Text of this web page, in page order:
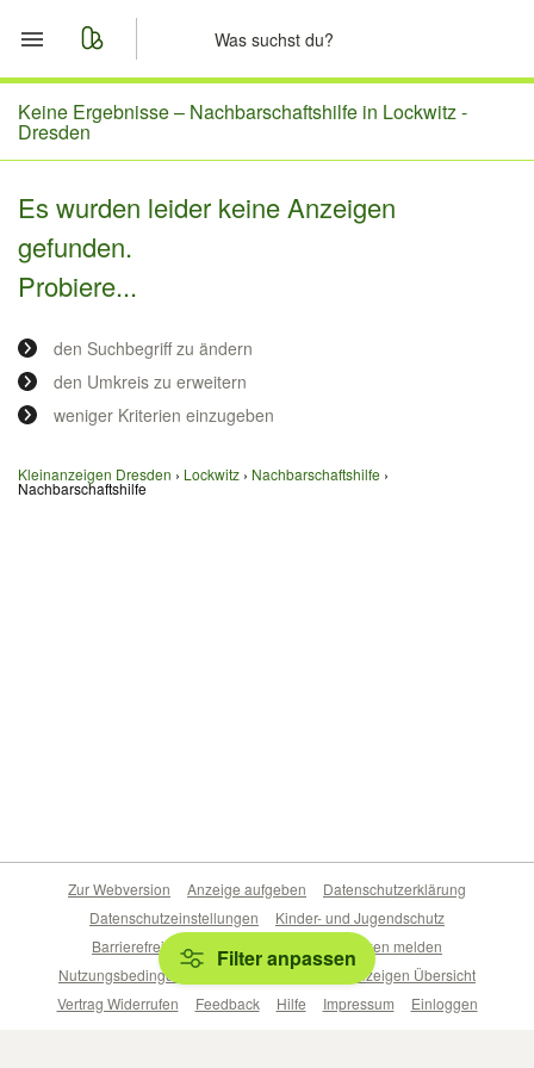
Start
Merkliste
Nachrichten
Anzeige aufgeben
Keine Ergebnisse – Nachbarschaftshilfe in Lockwitz -
Dresden
Es wurden leider keine Anzeigen
gefunden.
Probiere...
den Suchbegriff zu ändern
den Umkreis zu erweitern
weniger Kriterien einzugeben
Kleinanzeigen Dresden Lockwitz Nachbarschaftshilfe
Nachbarschaftshilfe
Filter anpassen
Zur Webversion Anzeige aufgeben
Datenschutzerklärung
Datenschutzeinstellungen
Kinder- und Jugendschutz
Barrierefreiheitserklärung
Sicherheitslücken melden
Nutzungsbedingungen
Beliebte Suchen
Anzeigen Übersicht
Vertrag Widerrufen
Feedback Hilfe Impressum Einloggen